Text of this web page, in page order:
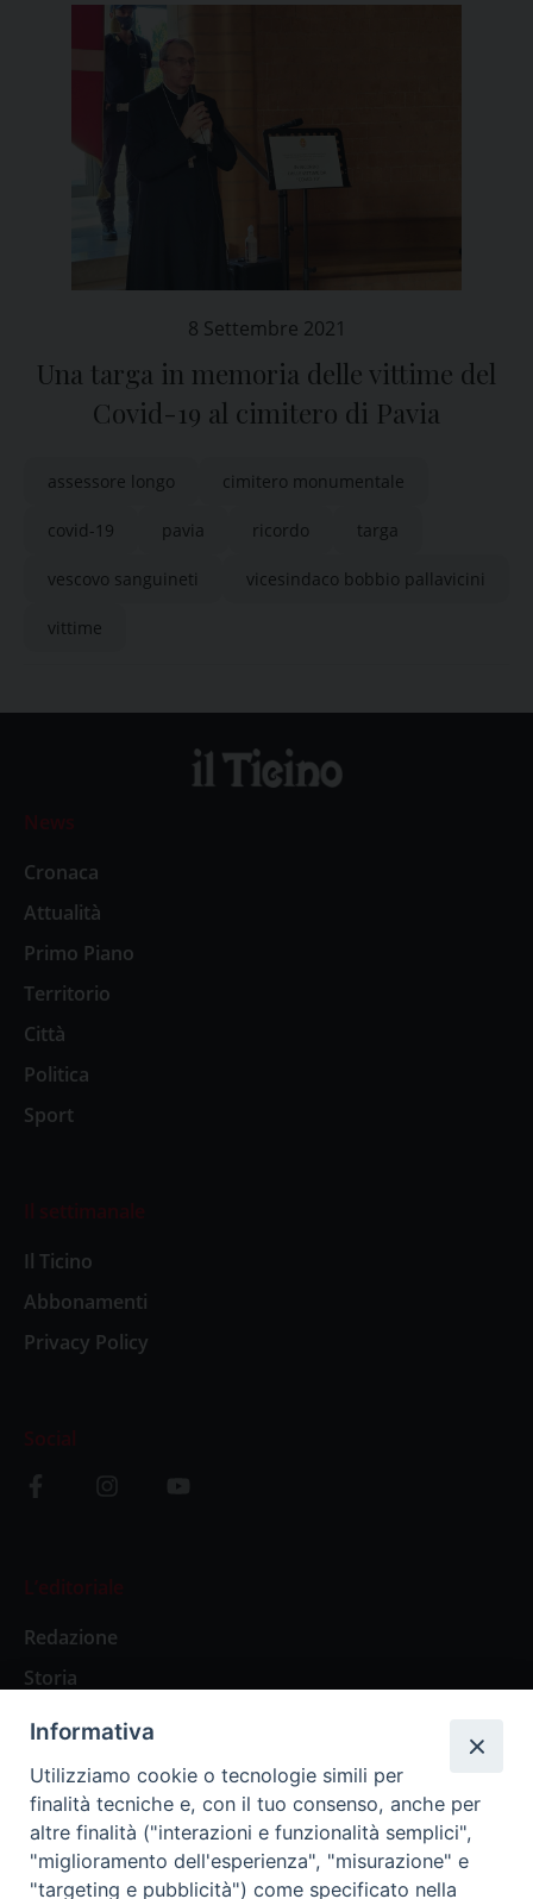
8 Settembre 2021
Una targa in memoria delle vittime del
Covid-19 al cimitero di Pavia
assessore longo cimitero monumentale
covid-19 pavia ricordo targa
vescovo sanguineti vicesindaco bobbio pallavicini
vittime
News
Cronaca
Attualità
Primo Piano
Territorio
Città
Politica
Sport
Il settimanale
Il Ticino
Abbonamenti
Privacy Policy
Social
L’editoriale
Redazione
Storia
Abbonamenti
Abbonamento Annuale Digitale
Abbonamento Annuale Cartaceo
Informativa
Utilizziamo cookie o tecnologie simili per
finalità tecniche e, con il tuo consenso, anche per
altre finalità ("interazioni e funzionalità semplici",
"miglioramento dell'esperienza", "misurazione" e
"targeting e pubblicità") come specificato nella